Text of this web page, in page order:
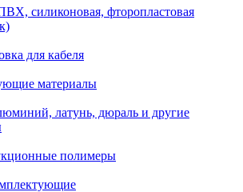
силиконовая, фторопластовая
для кабеля
материалы
латунь, дюраль и другие
полимеры